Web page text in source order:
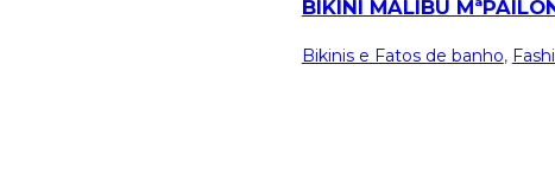
BIKINI MALIBU
Bikinis e Fatos de banho,